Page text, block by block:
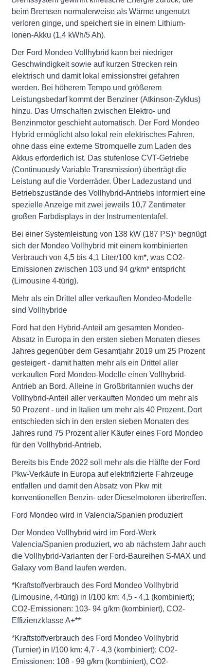
beim Bremsen normalerweise als Wärme ungenutzt
verloren ginge, und speichert sie in einem Lithium-
Ionen-Akku (1,4 kWh/5 Ah).
Der Ford Mondeo Vollhybrid kann bei niedriger
Geschwindigkeit sowie auf kurzen Strecken rein
elektrisch und damit lokal emissionsfrei gefahren
werden. Bei höherem Tempo und größerem
Leistungsbedarf kommt der Benziner (Atkinson-Zyklus)
hinzu. Das Umschalten zwischen Elektro- und
Benzinmotor geschieht automatisch. Der Ford Mondeo
Hybrid ermöglicht also lokal rein elektrisches Fahren,
ohne dass eine externe Stromquelle zum Laden des
Akkus erforderlich ist. Das stufenlose CVT-Getriebe
(Continuously Variable Transmission) überträgt die
Leistung auf die Vorderräder. Über Ladezustand und
Betriebszustände des Vollhybrid-Antriebs informiert eine
spezielle Anzeige mit zwei jeweils 10,7 Zentimeter
großen Farbdisplays in der Instrumententafel.
Bei einer Systemleistung von 138 kW (187 PS)* begnügt
sich der Mondeo Vollhybrid mit einem kombinierten
Verbrauch von 4,5 bis 4,1 Liter/100 km*, was CO2-
Emissionen zwischen 103 und 94 g/km* entspricht
(Limousine 4-türig).
Mehr als ein Drittel aller verkauften Mondeo-Modelle
sind Vollhybride
Ford hat den Hybrid-Anteil am gesamten Mondeo-
Absatz in Europa in den ersten sieben Monaten dieses
Jahres gegenüber dem Gesamtjahr 2019 um 25 Prozent
gesteigert - damit hatten mehr als ein Drittel aller
verkauften Ford Mondeo-Modelle einen Vollhybrid-
Antrieb an Bord. Alleine in Großbritannien wuchs der
Vollhybrid-Anteil aller verkauften Mondeo um mehr als
50 Prozent - und in Italien um mehr als 40 Prozent. Dort
entschieden sich in den ersten sieben Monaten des
Jahres rund 75 Prozent aller Käufer eines Ford Mondeo
für den Vollhybrid-Antrieb.
Bereits bis Ende 2022 soll mehr als die Hälfte der Ford
Pkw-Verkäufe in Europa auf elektrifizierte Fahrzeuge
entfallen und damit den Absatz von Pkw mit
konventionellen Benzin- oder Dieselmotoren übertreffen.
Ford Mondeo wird in Valencia/Spanien produziert
Der Mondeo Vollhybrid wird im Ford-Werk
Valencia/Spanien produziert, wo ab nächstem Jahr auch
die Vollhybrid-Varianten der Ford-Baureihen S-MAX und
Galaxy vom Band laufen werden.
*Kraftstoffverbrauch des Ford Mondeo Vollhybrid
(Limousine, 4-türig) in l/100 km: 4,5 - 4,1 (kombiniert);
CO2-Emissionen: 103- 94 g/km (kombiniert), CO2-
Effizienzklasse A+**
*Kraftstoffverbrauch des Ford Mondeo Vollhybrid
(Turnier) in l/100 km: 4,7 - 4,3 (kombiniert); CO2-
Emissionen: 108 - 99 g/km (kombiniert), CO2-